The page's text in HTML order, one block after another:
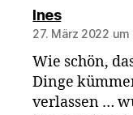
Inessagt:
27. März 2022 um
Wie schön,
Dinge
verlassen …